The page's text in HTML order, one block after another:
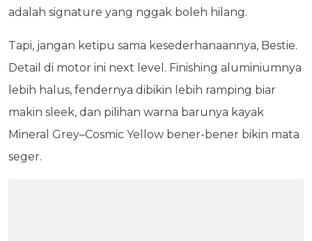
adalah signature yang nggak boleh hilang.
Tapi, jangan ketipu sama kesederhanaannya, Bestie.
Detail di motor ini next level. Finishing aluminiumnya
lebih halus, fendernya dibikin lebih ramping biar
makin sleek, dan pilihan warna barunya kayak
Mineral Grey–Cosmic Yellow bener-bener bikin mata
seger.